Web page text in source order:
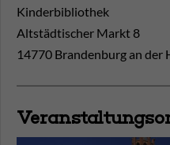
Kinderbibliothek
Altstädtischer Markt 8
14770 Brandenburg an der